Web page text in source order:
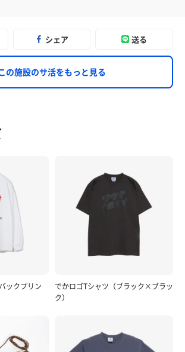
シェア 送る
の施設のサ活をもっと見る
ックプリン
でかロゴTシャツ（ブラック×ブラッ
ク）